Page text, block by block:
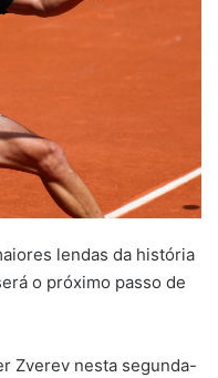
lendas da história
o próximo passo de
Zverev nesta segunda-